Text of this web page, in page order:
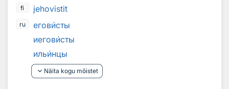
fi jehovistit
ru еговисты
иеговисты
ильинцы
keyboard_arrow_down Näita kogu mõistet